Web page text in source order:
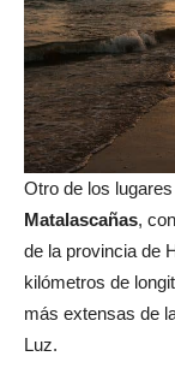
Otro de los
Matalascañas,
de la provincia de
kilómetros de
más extensas de
Luz.